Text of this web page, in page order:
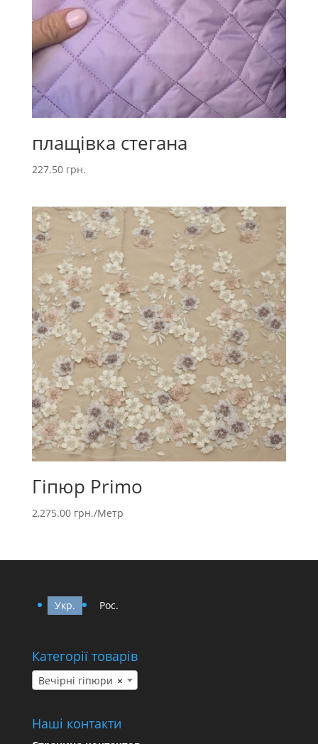
плащівка стегана
227.50 грн.
Гіпюр Primo
2,275.00 грн./Метр
Укр. Рос.
Категорії товарів
×
Вечірні гіпюри
Наші контакти